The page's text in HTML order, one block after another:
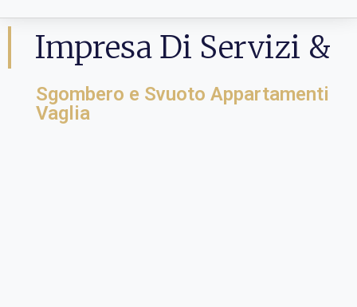
Impresa Di Servizi &
Sgombero e Svuoto Appartamenti
Vaglia